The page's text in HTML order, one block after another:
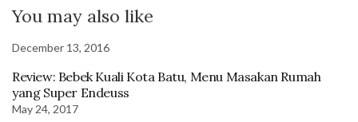
You may also like
December 13, 2016
Review: Bebek Kuali Kota Batu, Menu Masakan Rumah
yang Super Endeuss
May 24, 2017